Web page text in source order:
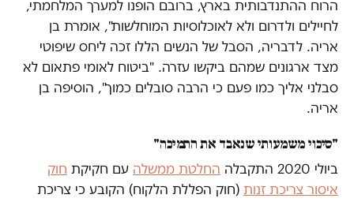
הרוח ההתנדבותית בארץ, ברובם הופנו למערך המלחמתי,
לחיילים ולדרום ולא לאוכלוסיות המוחלשות", אומרת בן
אריה. לדבריה, הסבל של הנשים הללו זכה ליחס שיפוטי
מצד ארגונים שמהם ביקשו עזרה. "ביטוח לאומי פתאום לא
סבלני אליך כמו פעם כי הרבה סובלים כמוך", הוסיפה בן
אריה.
"סיכוי משמעותי שנאבד את התמיכה"
ביולי 2020 התקבלה החלטת ממשלה עם חקיקת חוק
איסור צריכת זנות (חוק הפללת הלקוח) הקובע כי צריכת